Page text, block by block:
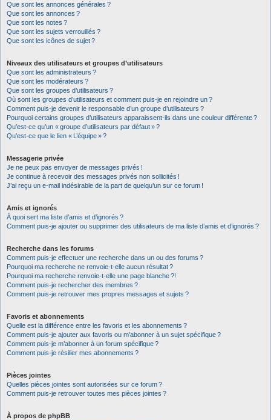
Que sont les annonces générales ?
Que sont les annonces ?
Que sont les notes ?
Que sont les sujets verrouillés ?
Que sont les icônes de sujet ?
Niveaux des utilisateurs et groupes d’utilisateurs
Que sont les administrateurs ?
Que sont les modérateurs ?
Que sont les groupes d’utilisateurs ?
Où sont les groupes d’utilisateurs et comment puis-je en rejoindre un ?
Comment puis-je devenir le responsable d’un groupe d’utilisateurs ?
Pourquoi certains groupes d’utilisateurs apparaissent-ils dans une couleur différente ?
Qu’est-ce qu’un « groupe d’utilisateurs par défaut » ?
Qu’est-ce que le lien « L’équipe » ?
Messagerie privée
Je ne peux pas envoyer de messages privés !
Je continue à recevoir des messages privés non sollicités !
J’ai reçu un e-mail indésirable de la part de quelqu’un sur ce forum !
Amis et ignorés
À quoi sert ma liste d’amis et d’ignorés ?
Comment puis-je ajouter ou supprimer des utilisateurs de ma liste d’amis et d’ignorés ?
Recherche dans les forums
Comment puis-je effectuer une recherche dans un ou des forums ?
Pourquoi ma recherche ne renvoie-t-elle aucun résultat ?
Pourquoi ma recherche renvoie-t-elle une page blanche ?!
Comment puis-je rechercher des membres ?
Comment puis-je retrouver mes propres messages et sujets ?
Favoris et abonnements
Quelle est la différence entre les favoris et les abonnements ?
Comment puis-je ajouter aux favoris ou m’abonner à un sujet spécifique ?
Comment puis-je m’abonner à un forum spécifique ?
Comment puis-je résilier mes abonnements ?
Pièces jointes
Quelles pièces jointes sont autorisées sur ce forum ?
Comment puis-je retrouver toutes mes pièces jointes ?
À propos de phpBB